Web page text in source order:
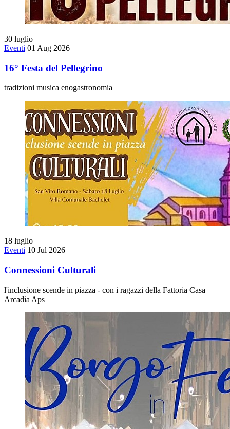
30 luglio
Eventi 01 Aug 2026
16° Festa del Pellegrino
tradizioni musica enogastronomia
18 luglio
Eventi 10 Jul 2026
Connessioni Culturali
l'inclusione scende in piazza - con i ragazzi della Fattoria Casa
Arcadia Aps